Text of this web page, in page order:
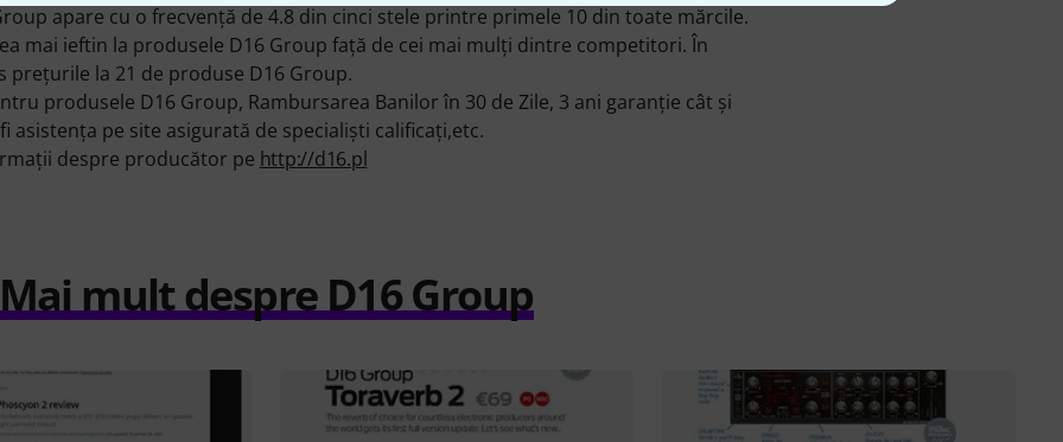
apare cu o frecvenţă de 4.8 din cinci stele printre primele 10 din toate mărcile.
mai ieftin la produsele D16 Group faţă de cei mai mulţi dintre competitori. În
la 21 de produse D16 Group.
produsele D16 Group, Rambursarea Banilor în 30 de Zile, 3 ani garanţie cât şi
asistenţa pe site asigurată de specialişti calificaţi,etc.
despre producător pe http://d16.pl
Mai mult despre D16 Group